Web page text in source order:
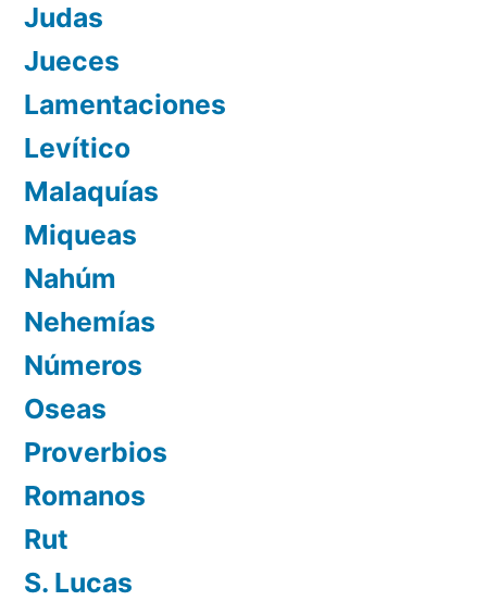
Judas
Jueces
Lamentaciones
Levítico
Malaquías
Miqueas
Nahúm
Nehemías
Números
Oseas
Proverbios
Romanos
Rut
S. Lucas